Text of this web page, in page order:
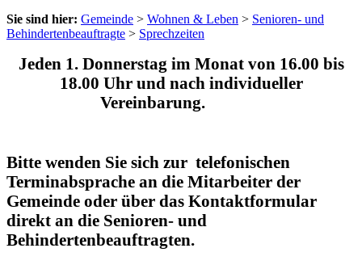
Sie sind hier: Gemeinde > Wohnen & Leben > Senioren- und
Behindertenbeauftragte > Sprechzeiten
Jeden 1. Donnerstag im Monat von 16.00 bis
18.00 Uhr und nach individueller
Vereinbarung.
Bitte wenden Sie sich zur telefonischen
Terminabsprache an die Mitarbeiter der
Gemeinde oder über das Kontaktformular
direkt an die Senioren- und
Behindertenbeauftragten.